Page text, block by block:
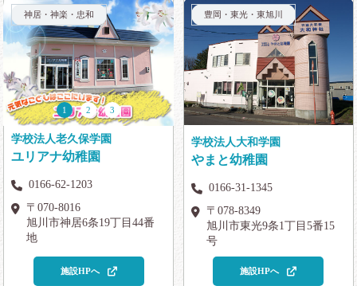
神居・神楽・忠和
1 2 3
学校法人老久保学園
ユリアナ幼稚園
0166-62-1203
〒070-8016
旭川市神居6条19丁目44番
地
施設HPへ
豊岡・東光・東旭川
学校法人大和学園
やまと幼稚園
0166-31-1345
〒078-8349
旭川市東光9条1丁目5番15
号
施設HPへ